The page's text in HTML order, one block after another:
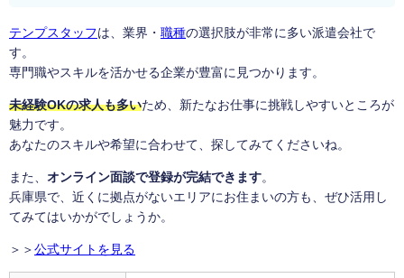
テンプスタッフは、業界・ 職種の選択肢が非常に多い派遣会社で
す。
専門職やスキルを活かせる企業が豊富に見つかります。
未経験OKの求人も多いため、新たなお仕事に挑戦しやすいところが
魅力です。
あなたのスキルや希望に合わせて、探してみてくださいね。
また、 オンライン面談で登録が完結できます。
兵庫県で、近くに拠点がないエリアにお住まいの方も、ぜひ活用し
てみてはいかがでしょうか。
＞＞ 公式サイトを見る